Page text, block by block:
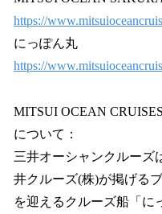
https://
にっぽん丸
https://
MITSUI OCEAN
について：
三井オーシャンクルーズ
井クルーズ(株)が掲げる
を迎えるクルーズ船「に